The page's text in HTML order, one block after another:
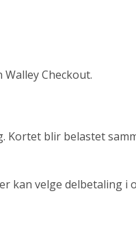
Checkout.
blir belastet
kan velge delbetaling i